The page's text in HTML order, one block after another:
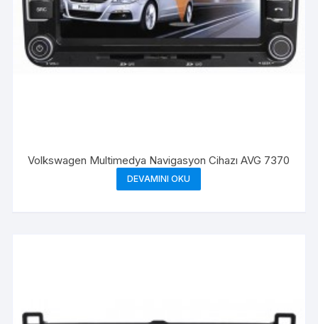
Volkswagen Multimedya Navigasyon Cihazı AVG 7370
DEVAMINI OKU